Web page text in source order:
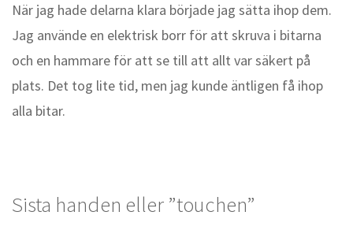
När jag hade delarna klara började jag sätta ihop dem.
Jag använde en elektrisk borr för att skruva i bitarna
och en hammare för att se till att allt var säkert på
plats. Det tog lite tid, men jag kunde äntligen få ihop
alla bitar.
Sista handen eller ”touchen”